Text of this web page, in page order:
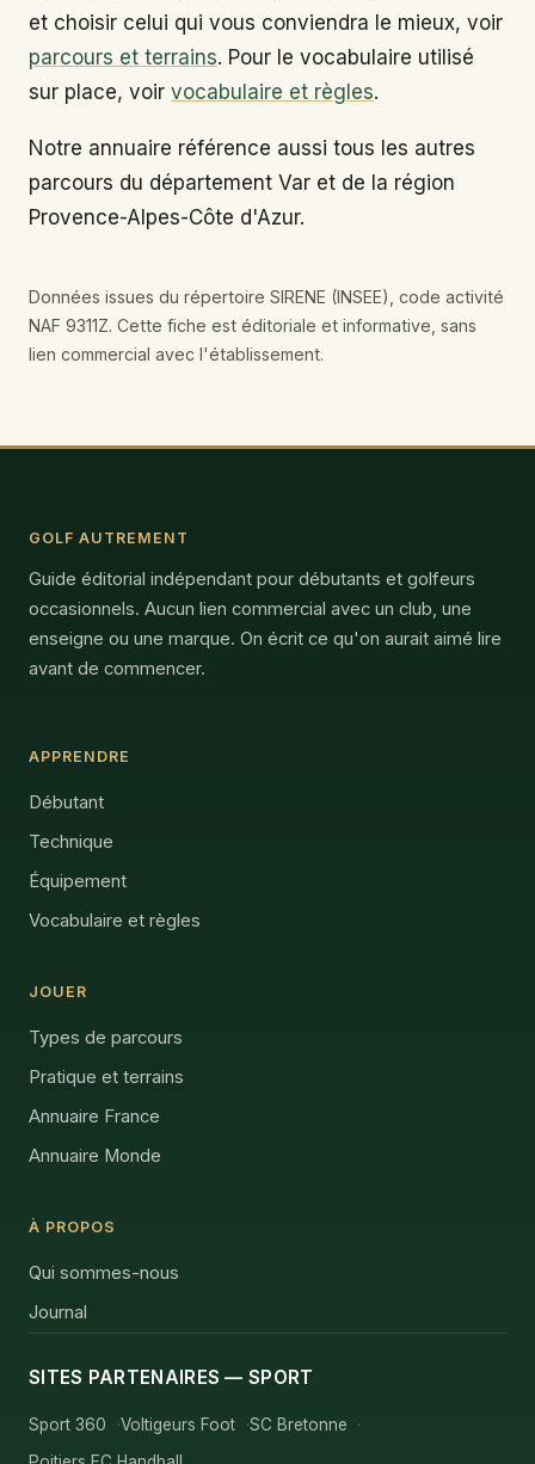
et choisir celui qui vous conviendra le mieux, voir
parcours et terrains. Pour le vocabulaire utilisé
sur place, voir vocabulaire et règles.
Notre annuaire référence aussi tous les autres
parcours du département Var et de la région
Provence-Alpes-Côte d'Azur.
Données issues du répertoire SIRENE (INSEE), code activité
NAF 9311Z. Cette fiche est éditoriale et informative, sans
lien commercial avec l'établissement.
GOLF AUTREMENT
Guide éditorial indépendant pour débutants et golfeurs
occasionnels. Aucun lien commercial avec un club, une
enseigne ou une marque. On écrit ce qu'on aurait aimé lire
avant de commencer.
APPRENDRE
Débutant
Technique
Équipement
Vocabulaire et règles
JOUER
Types de parcours
Pratique et terrains
Annuaire France
Annuaire Monde
À PROPOS
Qui sommes-nous
Journal
SITES PARTENAIRES — SPORT
Sport 360 Voltigeurs Foot
SC Bretonne